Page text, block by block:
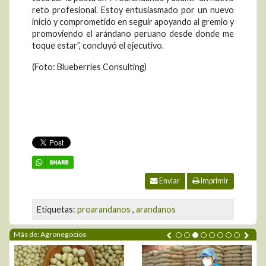
reto profesional. Estoy entusiasmado por un nuevo
inicio y comprometido en seguir apoyando al gremio y
promoviendo el arándano peruano desde donde me
toque estar”, concluyó el ejecutivo.
(Foto: Blueberries Consulting)
Enviar Imprimir
Etiquetas: proarandanos , arandanos
Más de: Agronegocios